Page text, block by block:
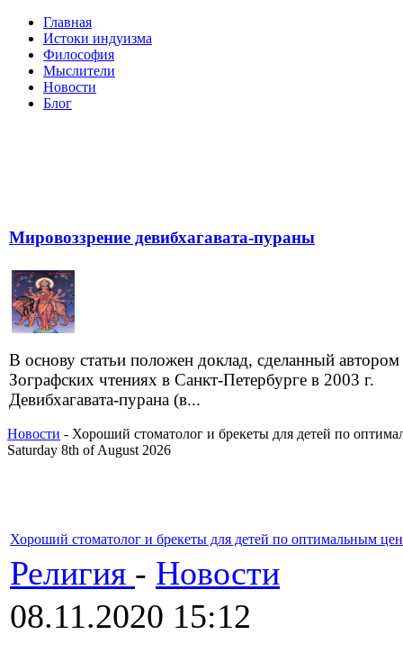
Главная
Истоки индуизма
Философия
Мыслители
Новости
Блог
Мировоззрение девибхагавата-пураны
В основу статьи положен доклад, сделанный автором
Зографских чтениях в Санкт-Петербурге в 2003 г.
Девибхагавата-пурана (в...
Новости - Хороший стоматолог и брекеты для детей по
Saturday 8th of August 2026
Хороший стоматолог и брекеты для детей по оптимальным
Религия - Новости
08.11.2020 15:12